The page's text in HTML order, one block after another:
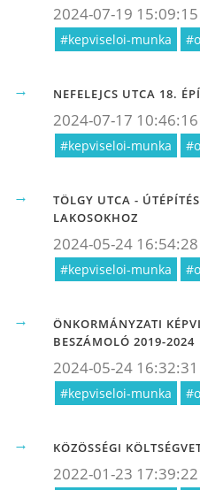
#kepviseloi-munka
2024-07-19 15:09:15
NEFELEJCS UTCA 18.
#kepviseloi-munka
2024-07-17 10:46:16
TÖLGY UTCA -
LAKOSOKHOZ
#kepviseloi-munka
2024-05-24 16:54:28
ÖNKORMÁNYZATI
BESZÁMOLÓ 2019-2024
#kepviseloi-munka
2024-05-24 16:32:31
KÖZÖSSÉGI
2022-01-23 17:39:22